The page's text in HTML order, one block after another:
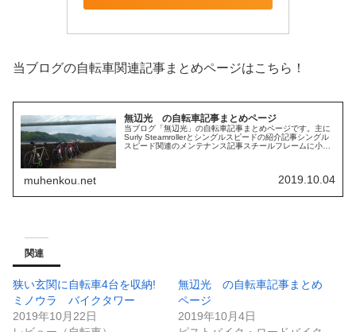
当ブログの自転車関連記事まとめページはこちら！
無辺光 の自転車記事まとめページ
当ブログ「無辺光」の自転車記事まとめページです。主に
Surly Steamrollerとシングルスピードの紹介記事シングル
スピード関連のメンテナンス記事スチールフレームに小物
muhenkou.net 2019.10.04
関連
狭い玄関に自転車4台を収納!
ミノウラ バイクタワー
2019年10月22日
無辺光 の自転車記事まとめ
ページ
2019年10月4日